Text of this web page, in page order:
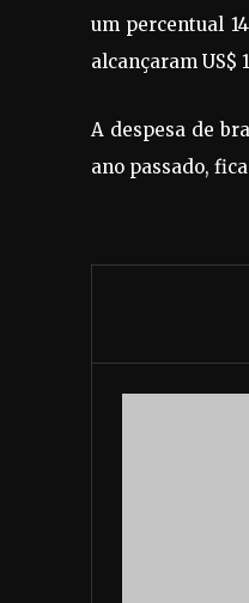
um percentual
alcançaram US$
A despesa de
ano passado,